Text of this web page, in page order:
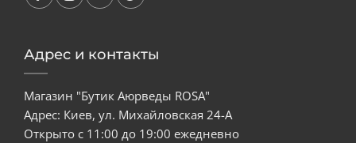
Адрес и контакты
Магазин "Бутик Аюрведы ROSA"
Адрес: Киев, ул. Михайловская 24-А
Открыто с 11:00 до 19:00 ежедневно